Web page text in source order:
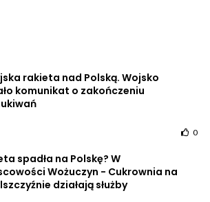
rakieta nad Polską. Wojsko
komunikat o zakończeniu
0
spadła na Polskę? W
Wożuczyn - Cukrownia na
działają służby